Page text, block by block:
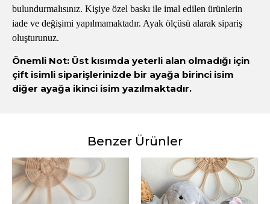
bulundurmalısınız. Kişiye özel baskı ile imal edilen ürünlerin
iade ve değişimi yapılmamaktadır. Ayak ölçüsü alarak sipariş
oluşturunuz.
Önemli Not: Üst kısımda yeterli alan olmadığı için
çift isimli siparişlerinizde bir ayağa birinci isim
diğer ayağa ikinci isim yazılmaktadır.
Benzer Ürünler